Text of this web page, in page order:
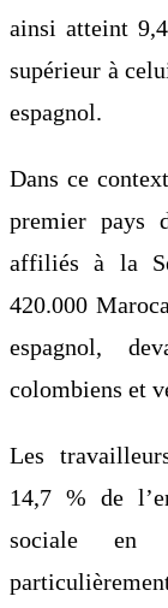
ainsi atteint
supérieur à
espagnol.
Dans ce
premier pays
affiliés à la
420.000
espagnol,
colombiens et
Les
14,7 % de
sociale en